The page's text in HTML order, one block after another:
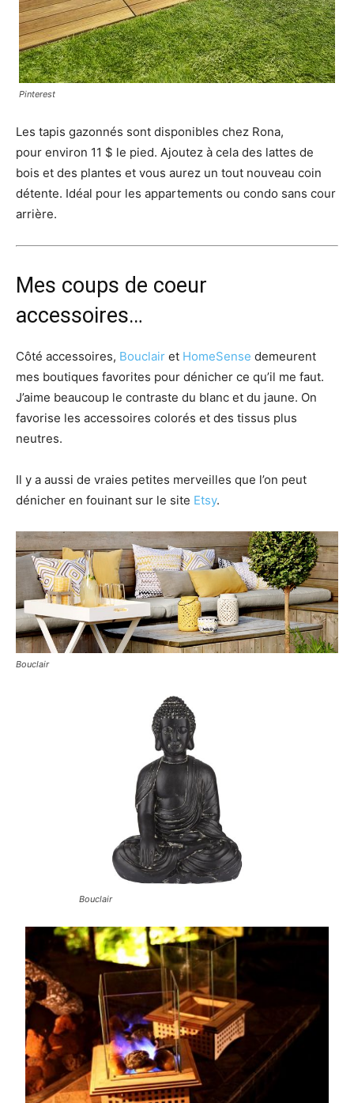
Pinterest
Les tapis gazonnés sont disponibles chez Rona,
pour environ 11 $ le pied. Ajoutez à cela des lattes de
bois et des plantes et vous aurez un tout nouveau coin
détente. Idéal pour les appartements ou condo sans cour
arrière.
Mes coups de coeur
accessoires…
Côté accessoires, Bouclair et HomeSense demeurent
mes boutiques favorites pour dénicher ce qu’il me faut.
J’aime beaucoup le contraste du blanc et du jaune. On
favorise les accessoires colorés et des tissus plus
neutres.
Il y a aussi de vraies petites merveilles que l’on peut
dénicher en fouinant sur le site Etsy.
Bouclair
Bouclair